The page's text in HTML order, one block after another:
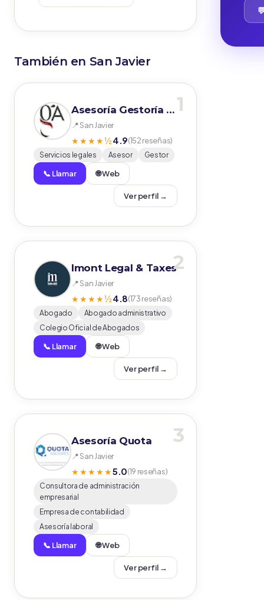
También en San Javier
1
Asesoría Gestoría - Quevedo Gestores
📍 San Javier
★★★★½4.9(152 reseñas)
Servicios legales Asesor Gestor
📞 Llamar 🌐 Web
Ver perfil →
2
Imont Legal & Taxes
📍 San Javier
★★★★½4.8(173 reseñas)
Abogado
Abogado administrativo
Colegio Oficial de Abogados
📞 Llamar 🌐 Web
Ver perfil →
3
Asesoría Quota
📍 San Javier
★★★★★5.0(19 reseñas)
Consultora de administración
empresarial
Empresa de contabilidad
Asesoría laboral
📞 Llamar 🌐 Web
Ver perfil →